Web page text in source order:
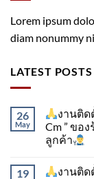
Lorem ipsum
diam nonummy
LATEST POSTS
26
May
งานติด
Cm ” ขอ
ลูกค้า
19
งานติด